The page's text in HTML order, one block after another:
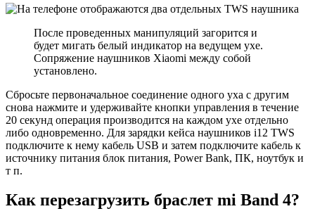
После проведенных манипуляций загорится и
будет мигать белый индикатор на ведущем ухе.
Сопряжение наушников Xiaomi между собой
установлено.
Сбросьте первоначальное соединение одного уха с другим
снова нажмите и удерживайте кнопки управления в течение
20 секунд операция производится на каждом ухе отдельно
либо одновременно. Для зарядки кейса наушников i12 TWS
подключите к нему кабель USB и затем подключите кабель к
источнику питания блок питания, Power Bank, ПК, ноутбук и
т п.
Как перезагрузить браслет mi Band 4?